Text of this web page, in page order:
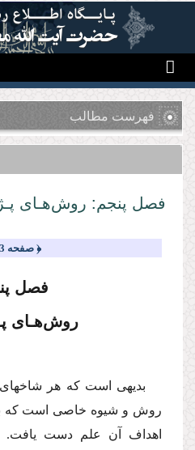
رفتن به محتوای اصلی
فهرست مطالب
فصل پنجم: روش‌هـای
﴿ صفحه 53 ﴾
فصل
روش‌هـای
بدیهی است که هر شاخه­ای
روش و شیوه خاصی است که
اهداف آن علم دست یافت.